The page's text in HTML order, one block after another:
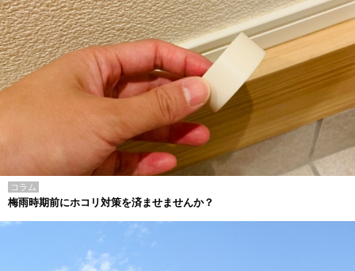
コラム
梅雨時期前にホコリ対策を済ませませんか？